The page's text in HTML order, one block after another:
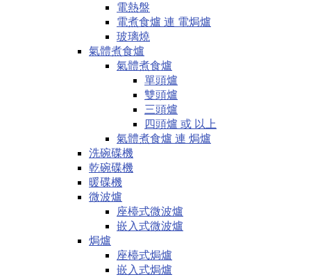
電熱盤
電煮食爐 連 電焗爐
玻璃燒
氣體煮食爐
氣體煮食爐
單頭爐
雙頭爐
三頭爐
四頭爐 或 以上
氣體煮食爐 連 焗爐
洗碗碟機
乾碗碟機
暖碟機
微波爐
座檯式微波爐
嵌入式微波爐
焗爐
座檯式焗爐
嵌入式焗爐